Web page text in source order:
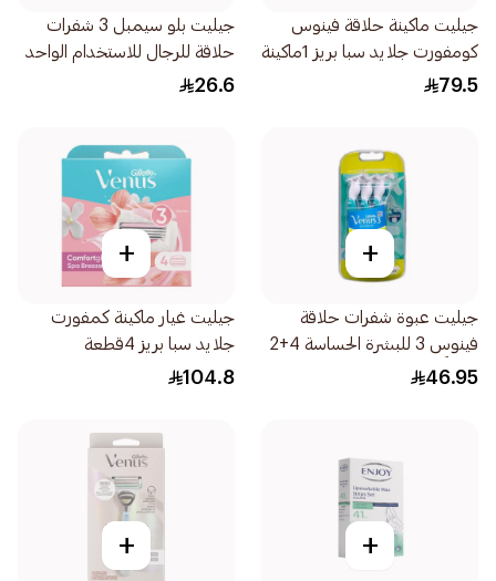
جيليت ماكينة حلاقة فينوس
كومفورت جلايد سبا بريز 1ماكينة
شفرتين 1قطعة
79.5
جيليت بلو سيمبل 3 شفرات
حلاقة للرجال للاستخدام الواحد
4قطعة
26.6
+
جيليت عبوة شفرات حلاقة
فينوس 3 للبشرة الحساسة 4+2
مجاناً 6قطعة
46.95
+
جيليت غيار ماكينة كمفورت
جلايد سبا بريز 4قطعة
104.8
+
+